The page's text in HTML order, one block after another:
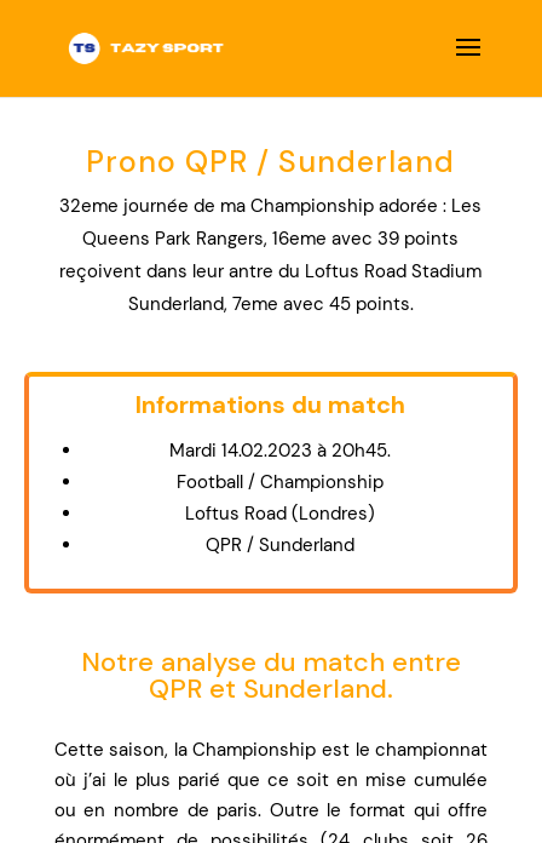
Prono QPR / Sunderland
32eme journée de ma Championship adorée : Les
Queens Park Rangers, 16eme avec 39 points
reçoivent dans leur antre du Loftus Road Stadium
Sunderland, 7eme avec 45 points.
Title
Informations du match
Mardi 14.02.2023 à 20h45.
Football / Championship
Loftus Road (Londres)
QPR / Sunderland
Notre analyse du match entre
QPR et Sunderland.
Cette saison, la Championship est le championnat
où j’ai le plus parié que ce soit en mise cumulée
ou en nombre de paris. Outre le format qui offre